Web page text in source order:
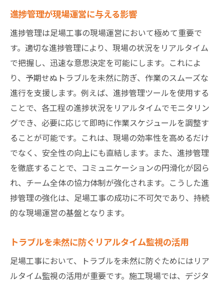
進捗管理が現場運営に与える影響
進捗管理は足場工事の現場運営において極めて重要で
す。適切な進捗管理により、現場の状況をリアルタイム
で把握し、迅速な意思決定を可能にします。これによ
り、予期せぬトラブルを未然に防ぎ、作業のスムーズな
進行を支援します。例えば、進捗管理ツールを使用する
ことで、各工程の進捗状況をリアルタイムでモニタリン
グでき、必要に応じて即時に作業スケジュールを調整す
ることが可能です。これは、現場の効率性を高めるだけ
でなく、安全性の向上にも直結します。また、進捗管理
を徹底することで、コミュニケーションの円滑化が図ら
れ、チーム全体の協力体制が強化されます。こうした進
捗管理の強化は、足場工事の成功に不可欠であり、持続
的な現場運営の基盤となります。
トラブルを未然に防ぐリアルタイム監視の活用
足場工事において、トラブルを未然に防ぐためにはリア
ルタイム監視の活用が重要です。施工現場では、デジタ